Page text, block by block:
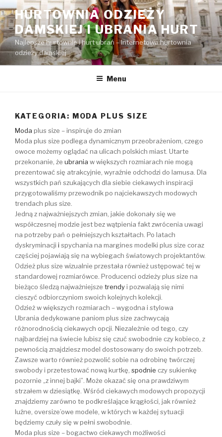
Przejdź
do
treści
HURTOWNIA ODZIEŻY
DAMSKIEJ I UBRANIA HURT
Najlepsze hurtownie i hurt ubrań – Internetowa hurtownia
odzieży damskiej
Menu
KATEGORIA: MODA PLUS SIZE
Moda plus size – inspiruje do zmian
Moda plus size podlega dynamicznym przeobrażeniom, czego
owoce możemy oglądać na ulicach polskich miast. Utarte
przekonanie, że ubrania w większych rozmiarach nie mogą
prezentować się atrakcyjnie, wyraźnie odchodzi do lamusa. Dla
wszystkich pań szukających dla siebie ciekawych inspiracji
przygotowaliśmy przewodnik po najciekawszych modowych
trendach plus size.
Jedną z najważniejszych zmian, jakie dokonały się we
współczesnej modzie jest bez wątpienia fakt zwrócenia uwagi
na potrzeby pań o pełniejszych kształtach. Po latach
dyskryminacji i spychania na margines modelki plus size coraz
częściej pojawiają się na wybiegach światowych projektantów.
Odzież plus size wizualnie przestała również ustępować tej w
standardowej rozmiarówce. Producenci odzieży plus size na
bieżąco śledzą najważniejsze trendyi pozwalają się nimi
cieszyć odbiorczyniom swoich kolejnych kolekcji.
Odzież w większych rozmiarach – wygodna i stylowa
Ubrania dedykowane paniom plus size zachwycają
różnorodnością ciekawych opcji. Niezależnie od tego, czy
najbardziej na świecie lubisz się czuć swobodnie czy kobieco, z
pewnością znajdziesz model dostosowany do swoich potrzeb.
Zawsze warto również pozwolić sobie na odrobinę twórczej
swobody i przetestować nową kurtkę, spodnie czy sukienkę
pozornie „z innej bajki”. Może okazać się ona prawdziwym
strzałem w dziesiątkę. Wśród ciekawych modowych propozycji
znajdziemy zarówno te podkreślające krągłości, jak również
luźne, oversize’owe modele, w których w każdej sytuacji
będziemy czuły się w pełni swobodnie.
Moda plus size – bogactwo ciekawych możliwości